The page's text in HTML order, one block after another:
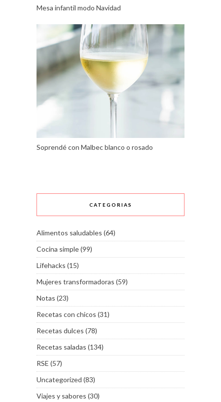
Mesa infantil modo Navidad
Soprendé con Malbec blanco o rosado
CATEGORIAS
Alimentos saludables (64)
Cocina simple(99)
Lifehacks (15)
Mujeres transformadoras (59)
Notas (23)
Recetas con chicos (31)
Recetas dulces (78)
Recetas saladas (134)
RSE (57)
Uncategorized (83)
Viajes y sabores (30)